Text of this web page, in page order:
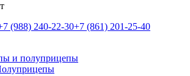
(988) 240-22-30+7 (861) 201-25-40
и полуприцепы